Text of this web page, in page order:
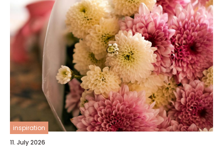
inspiration
11. July 2026